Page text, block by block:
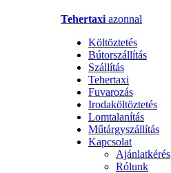
Tehertaxi azonnal
Költöztetés
Bútorszállítás
Szállítás
Tehertaxi
Fuvarozás
Irodaköltöztetés
Lomtalanítás
Műtárgyszállítás
Kapcsolat
Ajánlatkérés
Rólunk